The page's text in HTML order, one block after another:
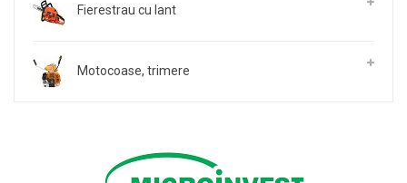
Fierestrau cu lant
Motocoase, trimere